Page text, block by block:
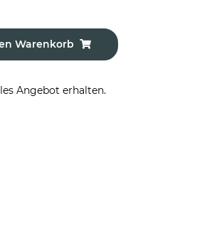
Warenkorb
Angebot erhalten.